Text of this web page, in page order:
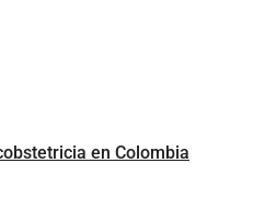
en Colombia